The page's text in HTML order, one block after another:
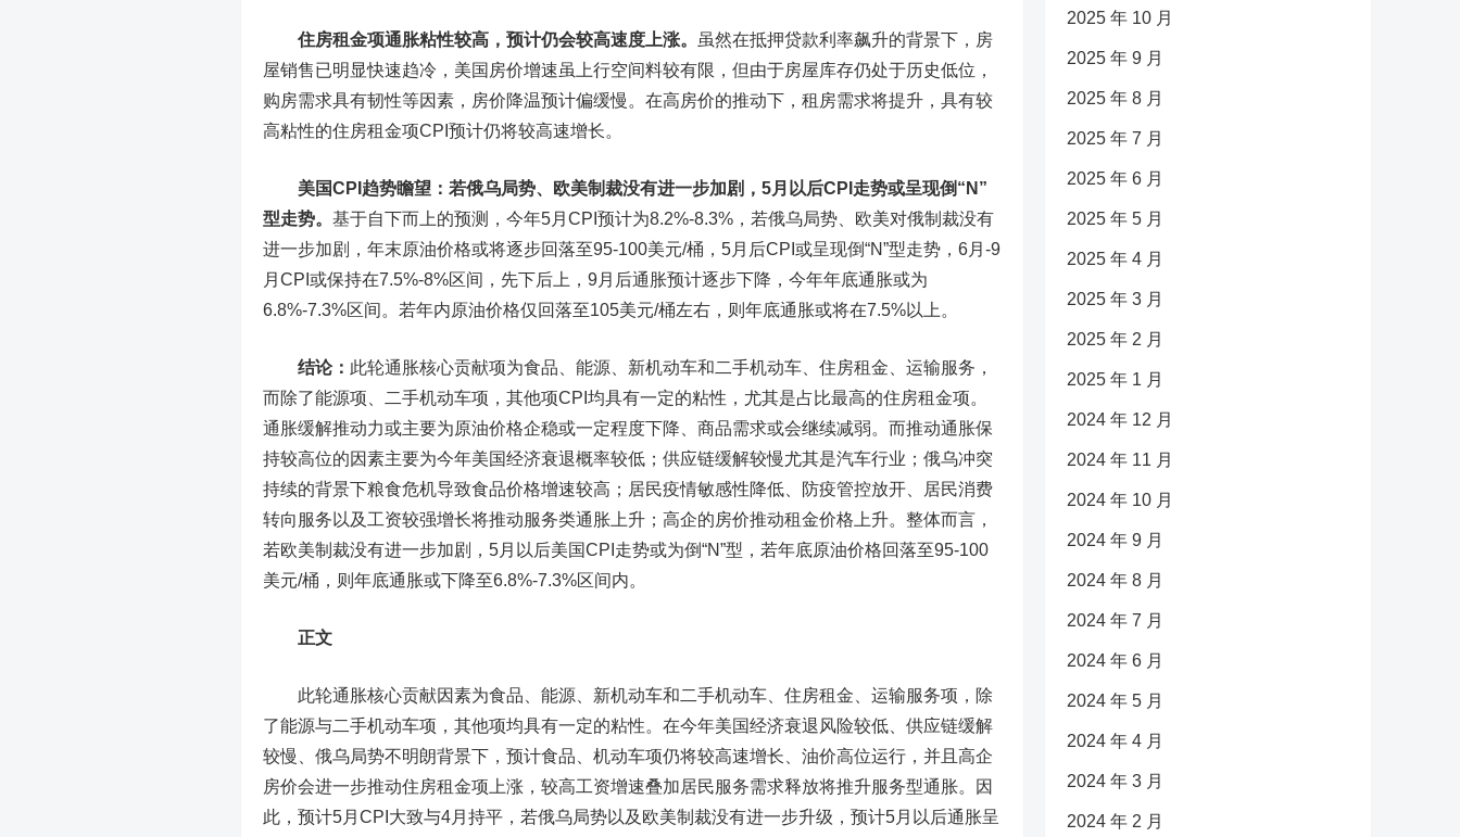
住房租金项通胀粘性较高，预计仍会较高速度上涨。
虽然在抵押贷款利率飙升的背景下，房
屋销售已明显快速趋冷，美国房价增速虽上行空间料较有限，但由于房屋库存仍处于历史低位，
购房需求具有韧性等因素，房价降温预计偏缓慢。在高房价的推动下，租房需求将提升，具有较
高粘性的住房租金项CPI预计仍将较高速增长。
美国CPI趋势瞻望：若俄乌局势、欧美制裁没有进一步加剧，5月以后CPI走势或呈现倒“N”
型走势。 基于自下而上的预测，今年5月CPI预计为8.2%-8.3%，若俄乌局势、欧美对俄制裁没有
进一步加剧，年末原油价格或将逐步回落至95-100美元/桶，5月后CPI或呈现倒“N”型走势，6月-9
月CPI或保持在7.5%-8%区间，先下后上，9月后通胀预计逐步下降，今年年底通胀或为
6.8%-7.3%区间。若年内原油价格仅回落至105美元/桶左右，则年底通胀或将在7.5%以上。
结论： 此轮通胀核心贡献项为食品、能源、新机动车和二手机动车、住房租金、运输服务，
而除了能源项、二手机动车项，其他项CPI均具有一定的粘性，尤其是占比最高的住房租金项。
通胀缓解推动力或主要为原油价格企稳或一定程度下降、商品需求或会继续减弱。而推动通胀保
持较高位的因素主要为今年美国经济衰退概率较低；供应链缓解较慢尤其是汽车行业；俄乌冲突
持续的背景下粮食危机导致食品价格增速较高；居民疫情敏感性降低、防疫管控放开、居民消费
转向服务以及工资较强增长将推动服务类通胀上升；高企的房价推动租金价格上升。整体而言，
若欧美制裁没有进一步加剧，5月以后美国CPI走势或为倒“N”型，若年底原油价格回落至95-100
美元/桶，则年底通胀或下降至6.8%-7.3%区间内。
正文
此轮通胀核心贡献因素为食品、能源、新机动车和二手机动车、住房租金、运输服务项，除
了能源与二手机动车项，其他项均具有一定的粘性。在今年美国经济衰退风险较低、供应链缓解
较慢、俄乌局势不明朗背景下，预计食品、机动车项仍将较高速增长、油价高位运行，并且高企
房价会进一步推动住房租金项上涨，较高工资增速叠加居民服务需求释放将推升服务型通胀。因
此，预计5月CPI大致与4月持平，若俄乌局势以及欧美制裁没有进一步升级，预计5月以后通胀呈
2025 年 10 月
2025 年 9 月
2025 年 8 月
2025 年 7 月
2025 年 6 月
2025 年 5 月
2025 年 4 月
2025 年 3 月
2025 年 2 月
2025 年 1 月
2024 年 12 月
2024 年 11 月
2024 年 10 月
2024 年 9 月
2024 年 8 月
2024 年 7 月
2024 年 6 月
2024 年 5 月
2024 年 4 月
2024 年 3 月
2024 年 2 月